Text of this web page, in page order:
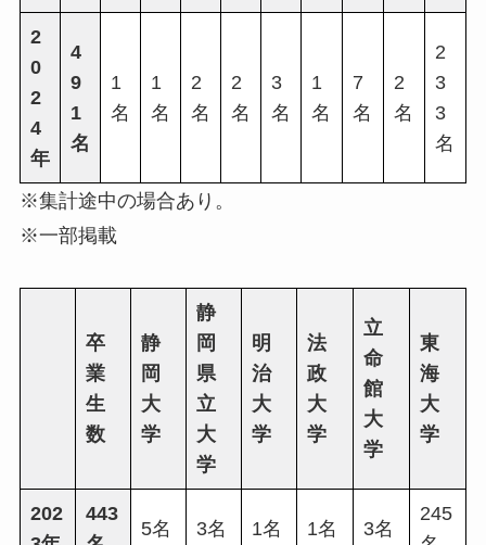
2
0
2
4
年
4
9
1
名
1
名
1
名
2
名
2
名
3
名
1
名
7
名
2
名
2
3
3
名
※集計途中の場合あり。
※一部掲載
卒
業
生
数
静
岡
大
学
静
岡
県
立
大
学
明
治
大
学
法
政
大
学
立
命
館
大
学
東
海
大
学
202
443
5名 3名 1名 1名 3名
245